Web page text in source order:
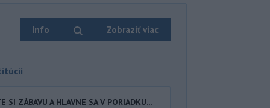
Info Zobraziť viac
SI ZÁBAVU A HLAVNE SA V PORIADKU...